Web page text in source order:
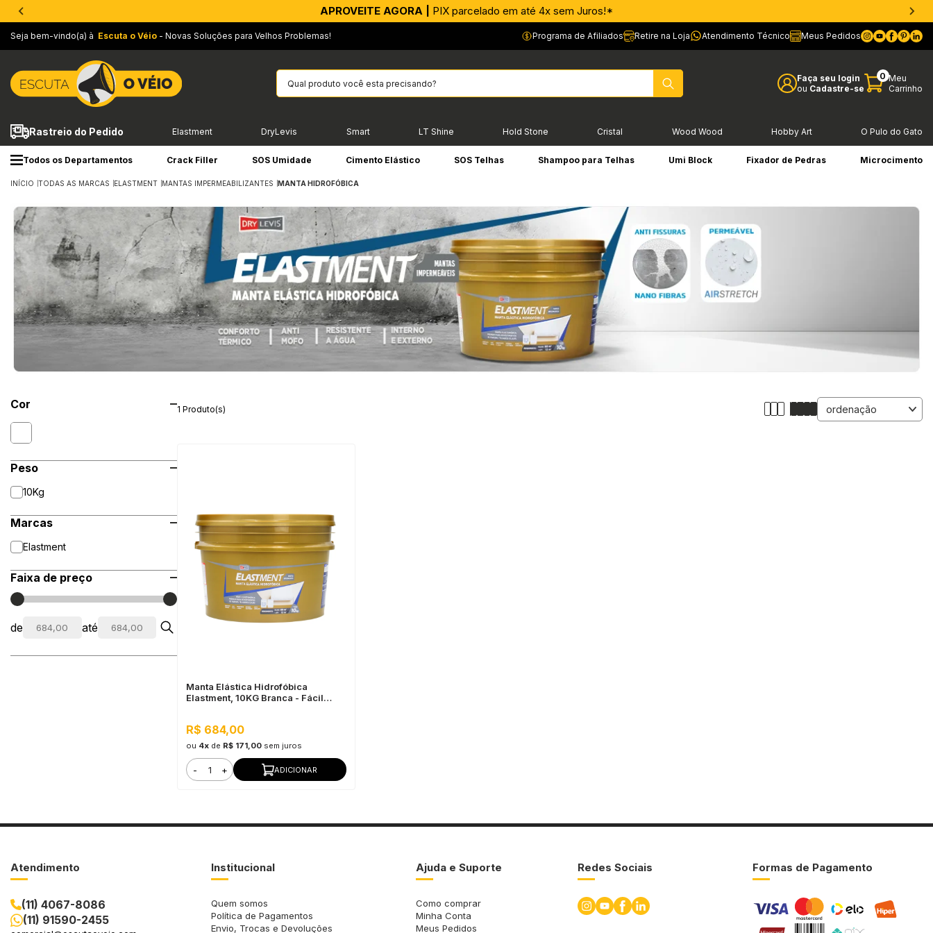
APROVEITE AGORA | PIX parcelado em até 4x sem Juros!*
Seja bem-vindo(a) à Escuta o Véio - Novas Soluções para Velhos Problemas! Programa de Afiliados Retire na Loja Atendimento Técnico Meus Pedidos
Faça seu login
ou Cadastre-se
0 Meu
Carrinho
Rastreio do Pedido Elastment DryLevis Smart LT Shine Hold Stone Cristal Wood Wood Hobby Art O Pulo do Gato
Todos os Departamentos Crack Filler SOS Umidade Cimento Elástico SOS Telhas Shampoo para Telhas Umi Block Fixador de Pedras Microcimento
INÍCIO TODAS AS MARCAS ELASTMENT MANTAS IMPERMEABILIZANTES MANTA HIDROFÓBICA
Cor
Peso
10Kg
Marcas
Elastment
Faixa de preço
de até
1 Produto(s)
Manta Elástica Hidrofóbica
Elastment, 10KG Branca - Fácil
R$ 684,00
ou 4x de R$ 171,00 sem juros
- + ADICIONAR
Atendimento
(11) 4067-8086
(11) 91590-2455
Institucional
Quem somos
Política de Pagamentos
Envio, Trocas e Devoluções
Ajuda e Suporte
Como comprar
Minha Conta
Meus Pedidos
Redes Sociais Formas de Pagamento